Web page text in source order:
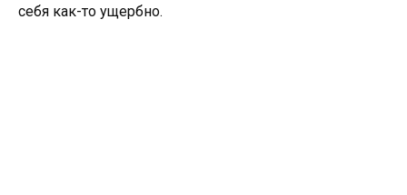
себя как-то ущербно.